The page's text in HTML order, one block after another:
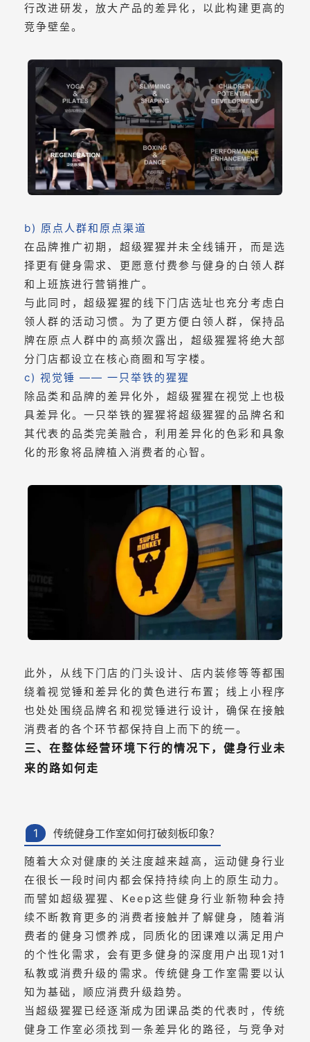
行改进研发，放大产品的差异化，以此构建更高的
竞争壁垒。
b) 原点人群和原点渠道
在品牌推广初期，超级猩猩并未全线铺开，而是选
择更有健身需求、更愿意付费参与健身的白领人群
和上班族进行营销推广。
与此同时，超级猩猩的线下门店选址也充分考虑白
领人群的活动习惯。为了更方便白领人群，保持品
牌在原点人群中的高频次露出，超级猩猩将绝大部
分门店都设立在核心商圈和写字楼。
c) 视觉锤 —— 一只举铁的猩猩
除品类和品牌的差异化外，超级猩猩在视觉上也极
具差异化。一只举铁的猩猩将超级猩猩的品牌名和
其代表的品类完美融合，利用差异化的色彩和具象
化的形象将品牌植入消费者的心智。
此外，从线下门店的门头设计、店内装修等等都围
绕着视觉锤和差异化的黄色进行布置；线上小程序
也处处围绕品牌名和视觉锤进行设计，确保在接触
消费者的各个环节都保持自上而下的统一。
三、在整体经营环境下行的情况下，健身行业未
来的路如何走
1 传统健身工作室如何打破刻板印象？
随着大众对健康的关注度越来越高，运动健身行业
在很长一段时间内都会保持持续向上的原生动力。
而譬如超级猩猩、Keep这些健身行业新物种会持
续不断教育更多的消费者接触并了解健身，随着消
费者的健身习惯养成，同质化的团课难以满足用户
的个性化需求，会有更多健身的深度用户出现1对1
私教或消费升级的需求。传统健身工作室需要以认
知为基础，顺应消费升级趋势。
当超级猩猩已经逐渐成为团课品类的代表时，传统
健身工作室必须找到一条差异化的路径，与竞争对